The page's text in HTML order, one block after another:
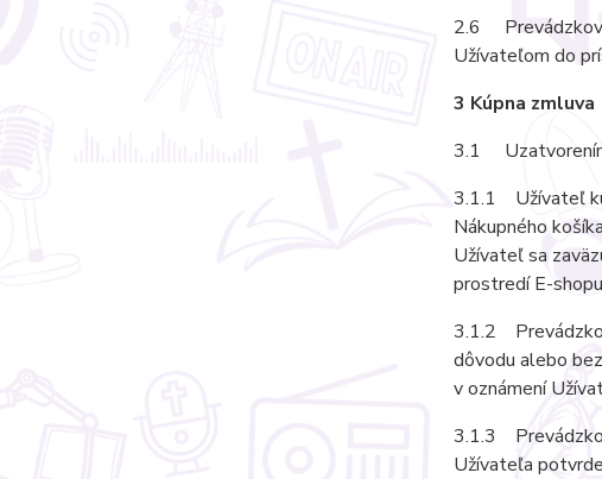
2.6
Užívateľom do
3 Kúpna zmluva
3.1 Uzatvorením
3.1.1 Užívateľ
Nákupného
Užívateľ sa
prostredí E-
3.1.2
dôvodu alebo
v oznámení
3.1.3
Užívateľa